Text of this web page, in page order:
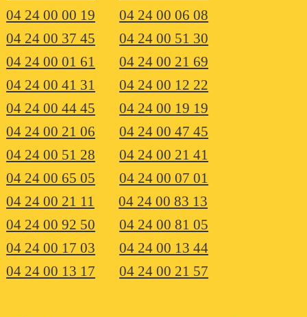
04 24 00 00 19
04 24 00 06 08
04 24 00 37 45
04 24 00 51 30
04 24 00 01 61
04 24 00 21 69
04 24 00 41 31
04 24 00 12 22
04 24 00 44 45
04 24 00 19 19
04 24 00 21 06
04 24 00 47 45
04 24 00 51 28
04 24 00 21 41
04 24 00 65 05
04 24 00 07 01
04 24 00 21 11
04 24 00 83 13
04 24 00 92 50
04 24 00 81 05
04 24 00 17 03
04 24 00 13 44
04 24 00 13 17
04 24 00 21 57